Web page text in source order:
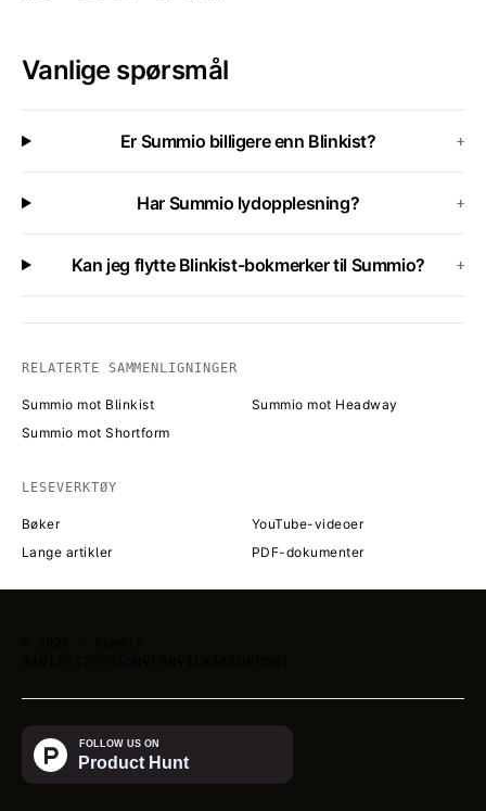
Vanlige spørsmål
Er Summio billigere enn Blinkist? +
Har Summio lydopplesning? +
Kan jeg flytte Blinkist-bokmerker til Summio? +
RELATERTE SAMMENLIGNINGER
Summio mot Blinkist
Summio mot Headway
Summio mot Shortform
LESEVERKTØY
Bøker
YouTube-videoer
Lange artikler
PDF-dokumenter